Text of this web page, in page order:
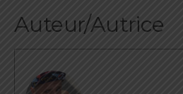
Auteur/Autrice